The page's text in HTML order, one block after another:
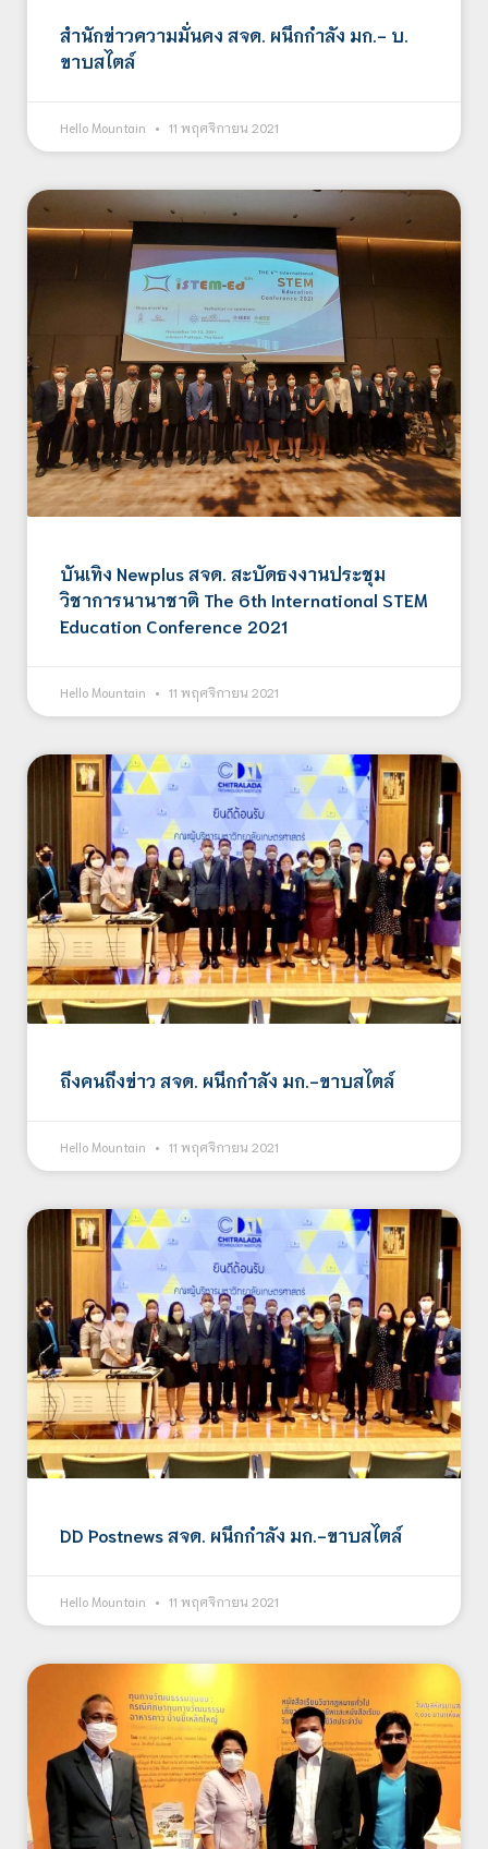
สำนักข่าวความมั่นคง สจด. ผนึกกำลัง มก.- บ.
ขาบสไตล์
Hello Mountain 11 พฤศจิกายน 2021
บันเทิง Newplus สจด. สะบัดธงงานประชุม
วิชาการนานาชาติ The 6th International STEM
Education Conference 2021
Hello Mountain 11 พฤศจิกายน 2021
ถึงคนถึงข่าว สจด. ผนึกกำลัง มก.-ขาบสไตล์
Hello Mountain 11 พฤศจิกายน 2021
DD Postnews สจด. ผนึกกำลัง มก.-ขาบสไตล์
Hello Mountain 11 พฤศจิกายน 2021